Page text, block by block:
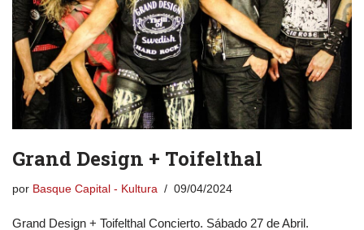
Grand Design + Toifelthal
por Basque Capital - Kultura 09/04/2024
Grand Design + Toifelthal Concierto. Sábado 27 de Abril.